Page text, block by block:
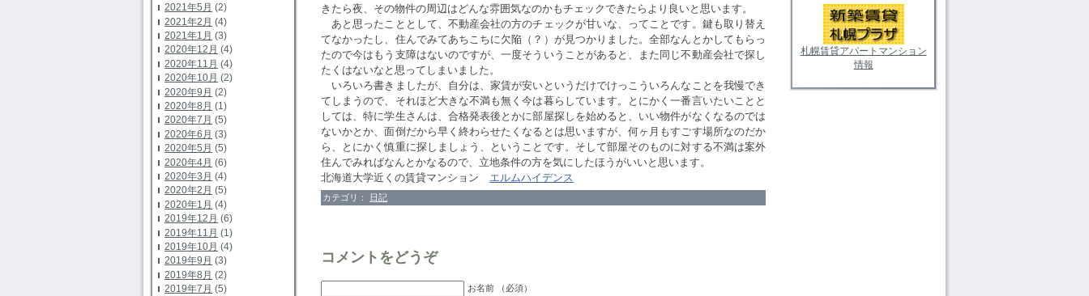
2021年5月 (2)
2021年2月 (4)
2021年1月 (3)
2020年12月 (4)
2020年11月 (4)
2020年10月 (2)
2020年9月 (2)
2020年8月 (1)
2020年7月 (5)
2020年6月 (3)
2020年5月 (5)
2020年4月 (6)
2020年3月 (4)
2020年2月 (5)
2020年1月 (4)
2019年12月 (6)
2019年11月 (1)
2019年10月 (4)
2019年9月 (3)
2019年8月 (2)
2019年7月 (5)
きたら夜、その物件の周辺はどんな雰囲気なのかもチェックできたらより良いと思います。
あと思ったこととして、不動産会社の方のチェックが甘いな、ってことです。鍵も取り替え
てなかったし、住んでみてあちこちに欠陥（？）が見つかりました。全部なんとかしてもらっ
たので今はもう支障はないのですが、一度そういうことがあると、また同じ不動産会社で探し
たくはないなと思ってしまいました。
いろいろ書きましたが、自分は、家賃が安いというだけでけっこういろんなことを我慢でき
てしまうので、それほど大きな不満も無く今は暮らしています。とにかく一番言いたいことと
しては、特に学生さんは、合格発表後とかに部屋探しを始めると、いい物件がなくなるのでは
ないかとか、面倒だから早く終わらせたくなるとは思いますが、何ヶ月もすごす場所なのだか
ら、とにかく慎重に探しましょう、ということです。そして部屋そのものに対する不満は案外
住んでみればなんとかなるので、立地条件の方を気にしたほうがいいと思います。
北海道大学近くの賃貸マンション エルムハイデンス
カテゴリ： 日記
コメントをどうぞ
お名前 （必須）
札幌賃貸アパートマンション
情報